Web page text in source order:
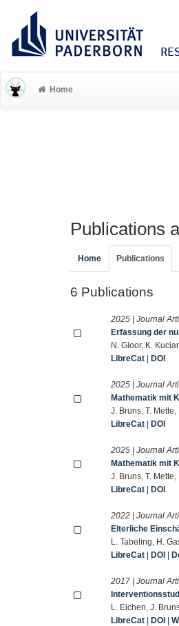
Home
Publications
Home Publications
6 Publications
2025 | Journal
Erfassung der
N. Gloor, K.
LibreCat |DOI
2025 | Journal
Mathematik mit
J. Bruns, T.
LibreCat |DOI
2025 | Journal
Mathematik mit
J. Bruns, T.
LibreCat |DOI
2022 | Journal
Elterliche
L. Tabeling, H.
LibreCat |DOI |
2017 | Journal
L. Eichen, J.
LibreCat |DOI |